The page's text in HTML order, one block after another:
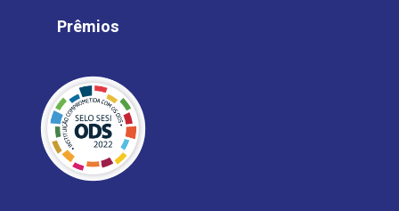
Prêmios